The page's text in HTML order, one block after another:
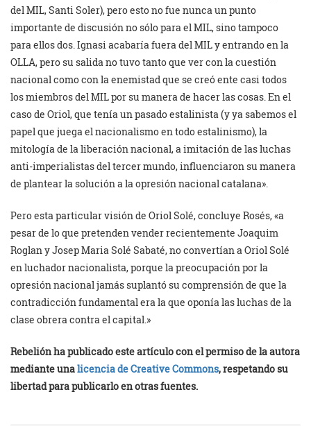
del MIL, Santi Soler), pero esto no fue nunca un punto
importante de discusión no sólo para el MIL, sino tampoco
para ellos dos. Ignasi acabaría fuera del MIL y entrando en la
OLLA, pero su salida no tuvo tanto que ver con la cuestión
nacional como con la enemistad que se creó ente casi todos
los miembros del MIL por su manera de hacer las cosas. En el
caso de Oriol, que tenía un pasado estalinista (y ya sabemos el
papel que juega el nacionalismo en todo estalinismo), la
mitología de la liberación nacional, a imitación de las luchas
anti-imperialistas del tercer mundo, influenciaron su manera
de plantear la solución a la opresión nacional catalana».
Pero esta particular visión de Oriol Solé, concluye Rosés, «a
pesar de lo que pretenden vender recientemente Joaquim
Roglan y Josep Maria Solé Sabaté, no convertían a Oriol Solé
en luchador nacionalista, porque la preocupación por la
opresión nacional jamás suplantó su comprensión de que la
contradicción fundamental era la que oponía las luchas de la
clase obrera contra el capital.»
Rebelión ha publicado este artículo con el permiso de la autora
mediante unalicencia de Creative Commons, respetando su
libertad para publicarlo en otras fuentes.